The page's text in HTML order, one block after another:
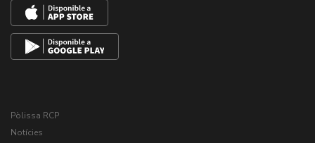
Pòlissa RCP
Notícies